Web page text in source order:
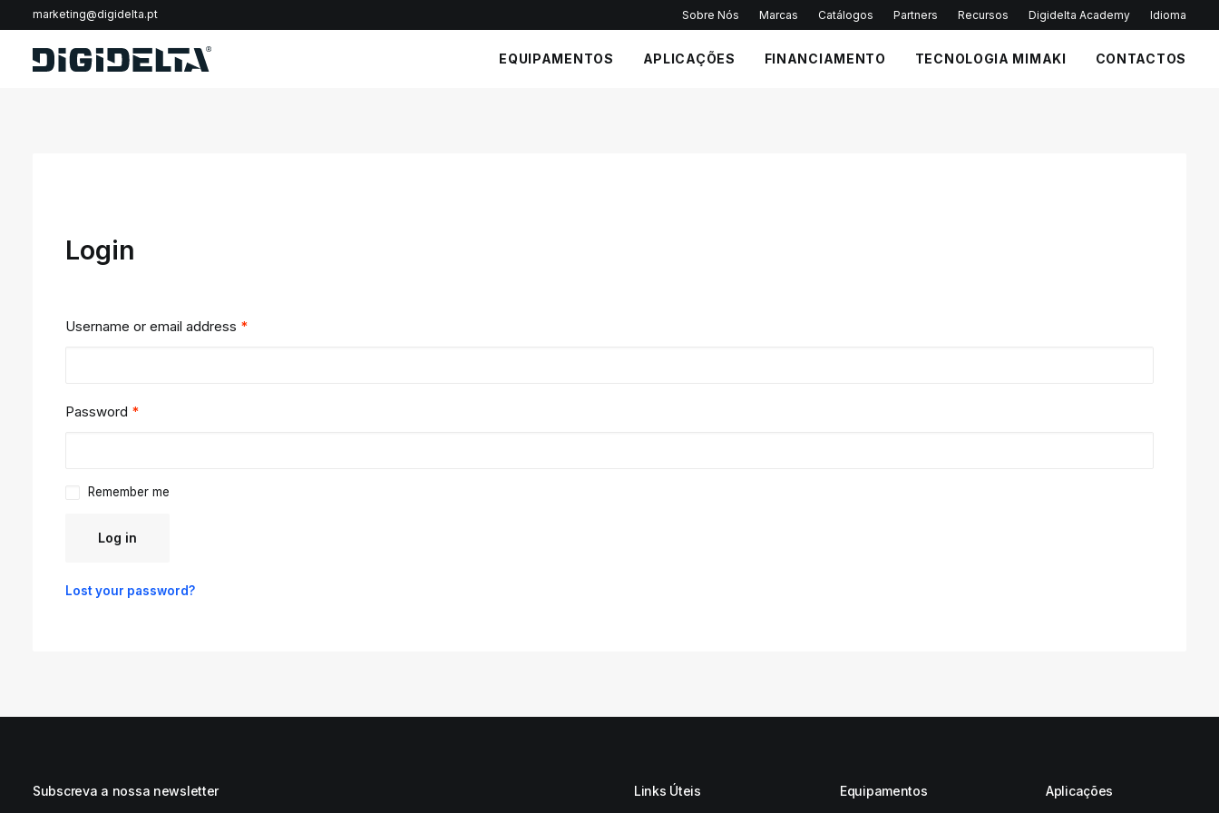
marketing@digidelta.pt Sobre Nós Marcas Catálogos Partners Recursos Digidelta Academy Idioma
EQUIPAMENTOS APLICAÇÕES FINANCIAMENTO TECNOLOGIA MIMAKI CONTACTOS
Login
Username or email address *
Password *
Remember me
Log in
Lost your password?
Subscreva a nossa newsletter Links Úteis Equipamentos Aplicações